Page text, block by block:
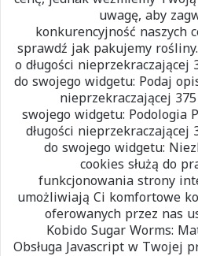
uwagę, aby
konkurencyjność naszych
sprawdź jak pakujemy
o długości nieprzekraczającej
do swojego widgetu: Podaj
nieprzekraczającej
swojego widgetu: Podologia
długości nieprzekraczającej
do swojego widgetu:
cookies służą do
funkcjonowania strony
umożliwiają Ci komfortowe
oferowanych przez nas
Kobido Sugar Worms:
Obsługa Javascript w Twojej